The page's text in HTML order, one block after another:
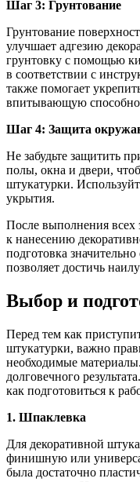
Шаг 3: Грунтование
Грунтование
улучшает адгезию
грунтовку с помощью
в соответствии с
также помогает
впитывающую
Шаг 4: Защита
Не забудьте защитить
полы, окна и двери,
штукатурки.
укрытия.
После выполнения всех
к нанесению
подготовка
позволяет достичь
Выбор и
Перед тем как
штукатурки, важно
необходимые
долговечного
как подготовиться к
1. Шпаклевка
Для декоративной
финишную или
была достаточно